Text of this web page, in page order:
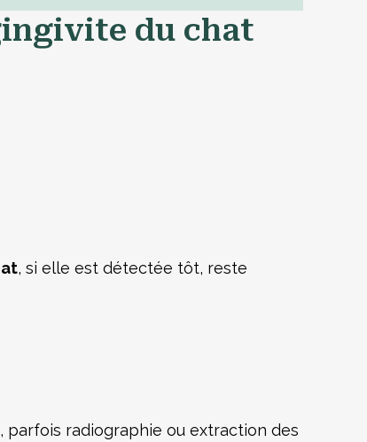
du chat
, si elle est détectée tôt, reste
radiographie ou extraction des